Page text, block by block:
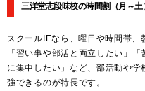
三洋堂志段味校の時間割 （月～土
スクールIEなら、曜日や時間帯、
「習い事や部活と両立したい」
に集中したい」など、部活動や
強できるのが特長です。